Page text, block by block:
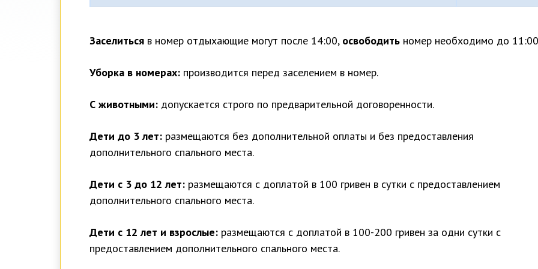
Заселитьсяв номер отдыхающие могут после 14:00, освободитьномер необходимо до
Уборка в номерах:производится перед заселением в номер.
С животными:допускается строго по предварительной договоренности.
Дети до 3 лет:размещаются без дополнительной оплаты и без предоставления
дополнительного спального места.
Дети с 3 до 12 лет:размещаются с доплатой в 100 гривен в сутки с предоставлением
дополнительного спального места.
Дети с 12 лет и взрослые:размещаются с доплатой в 100-200 гривен за одни сутки с
предоставлением дополнительного спального места.